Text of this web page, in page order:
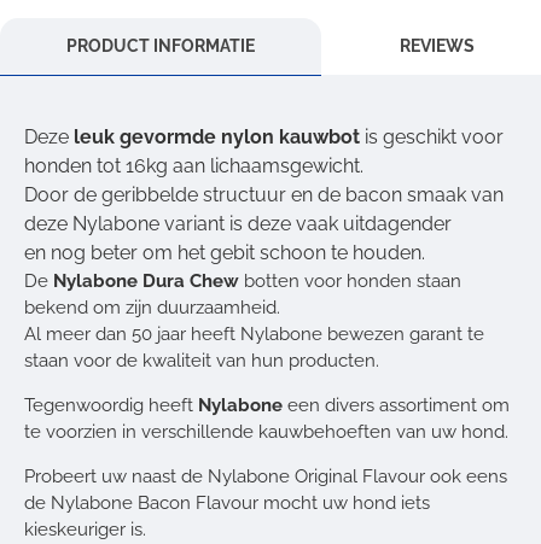
PRODUCT INFORMATIE REVIEWS
Deze leuk gevormde nylon kauwbot is geschikt voor
honden tot 16kg aan lichaamsgewicht.
Door de geribbelde structuur en de bacon smaak van
deze Nylabone variant is deze vaak uitdagender
en nog beter om het gebit schoon te houden.
De Nylabone Dura Chew botten voor honden staan
bekend om zijn duurzaamheid.
Al meer dan 50 jaar heeft Nylabone bewezen garant te
staan voor de kwaliteit van hun producten.
Tegenwoordig heeft Nylabone een divers assortiment om
te voorzien in verschillende kauwbehoeften van uw hond.
Probeert uw naast de Nylabone Original Flavour ook eens
de Nylabone Bacon Flavour mocht uw hond iets
kieskeuriger is.